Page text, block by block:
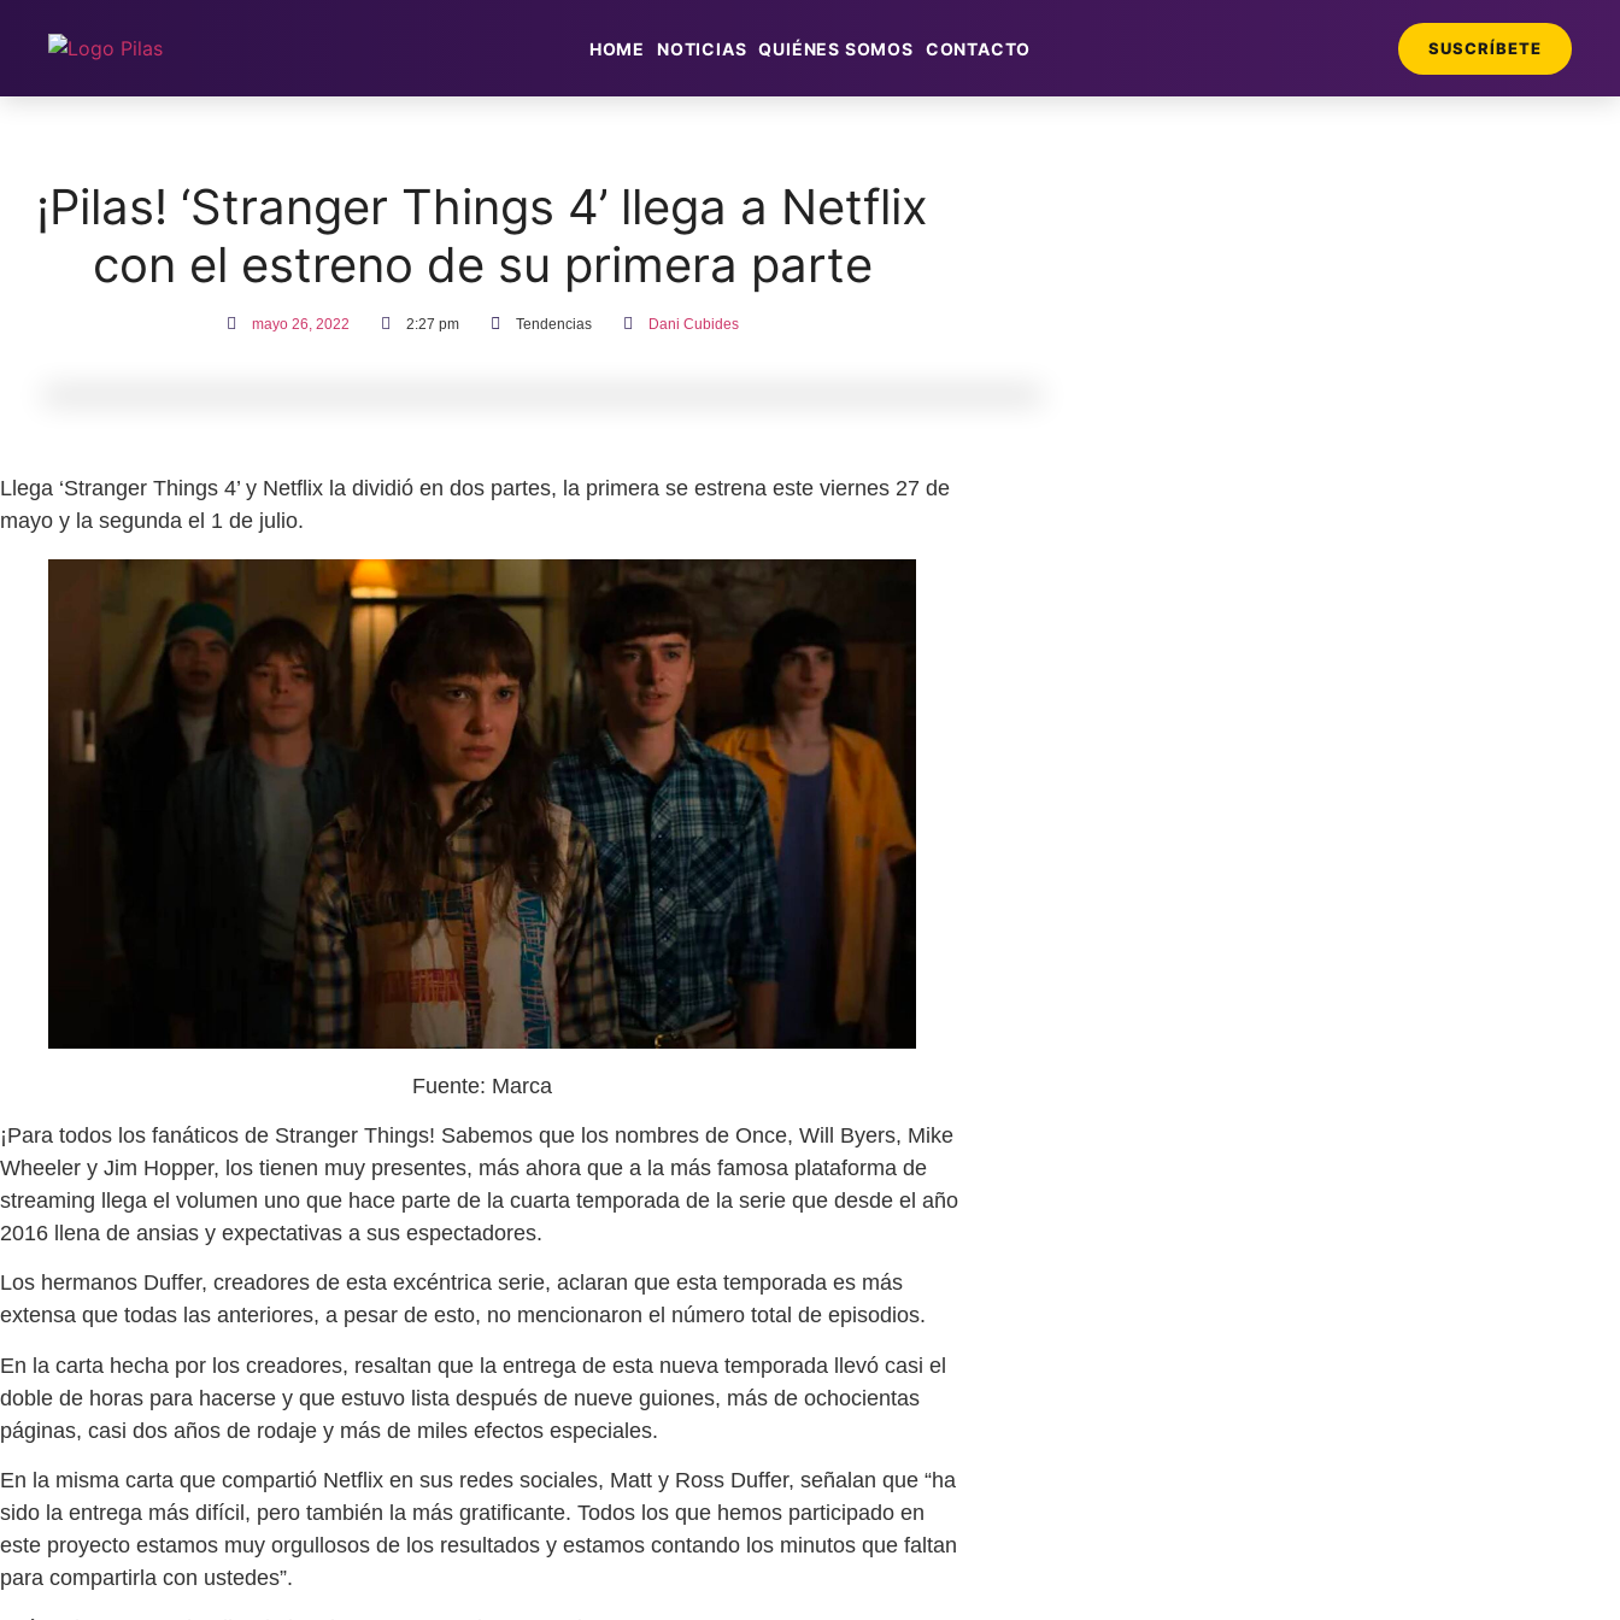
HOME NOTICIAS QUIÉNES SOMOS CONTACTO SUSCRÍBETE
¡Pilas! ‘Stranger Things 4’ llega a Netflix
con el estreno de su primera parte
mayo 26, 2022 2:27 pm Tendencias Dani Cubides
Llega ‘Stranger Things 4’ y Netflix la dividió en dos partes, la primera se estrena este viernes 27 de
mayo y la segunda el 1 de julio.
Fuente: Marca
¡Para todos los fanáticos de Stranger Things! Sabemos que los nombres de Once, Will Byers, Mike
Wheeler y Jim Hopper, los tienen muy presentes, más ahora que a la más famosa plataforma de
streaming llega el volumen uno que hace parte de la cuarta temporada de la serie que desde el año
2016 llena de ansias y expectativas a sus espectadores.
Los hermanos Duffer, creadores de esta excéntrica serie, aclaran que esta temporada es más
extensa que todas las anteriores, a pesar de esto, no mencionaron el número total de episodios.
En la carta hecha por los creadores, resaltan que la entrega de esta nueva temporada llevó casi el
doble de horas para hacerse y que estuvo lista después de nueve guiones, más de ochocientas
páginas, casi dos años de rodaje y más de miles efectos especiales.
En la misma carta que compartió Netflix en sus redes sociales, Matt y Ross Duffer, señalan que “ha
sido la entrega más difícil, pero también la más gratificante. Todos los que hemos participado en
este proyecto estamos muy orgullosos de los resultados y estamos contando los minutos que faltan
para compartirla con ustedes”.